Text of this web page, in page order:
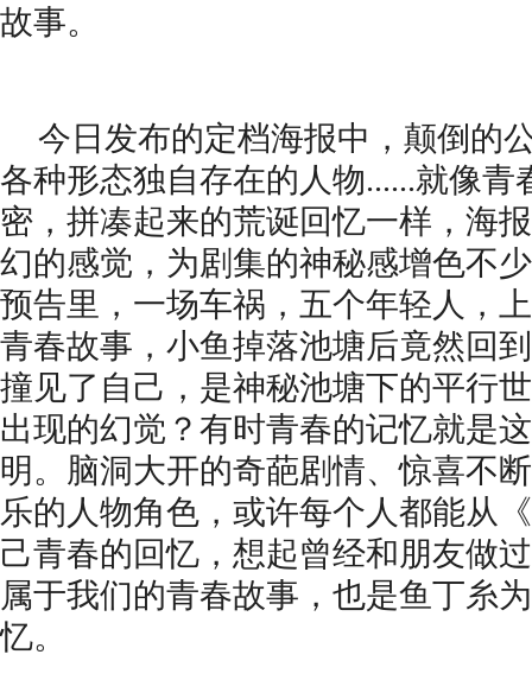
故事。
今日发布的定档海报中，颠倒的
各种形态独自存在的人物......就像青
密，拼凑起来的荒诞回忆一样，海
幻的感觉，为剧集的神秘感增色不
预告里，一场车祸，五个年轻人，
青春故事，小鱼掉落池塘后竟然回
撞见了自己，是神秘池塘下的平行
出现的幻觉？有时青春的记忆就是
明。脑洞大开的奇葩剧情、惊喜不
乐的人物角色，或许每个人都能从
己青春的回忆，想起曾经和朋友做
属于我们的青春故事，也是鱼丁糸
忆。